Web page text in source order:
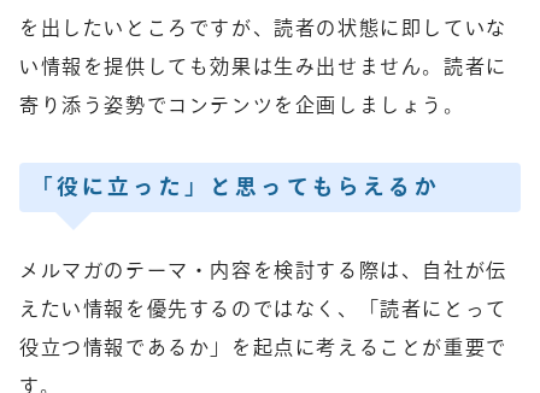
を出したいところですが、読者の状態に即していな
い情報を提供しても効果は生み出せません。読者に
寄り添う姿勢でコンテンツを企画しましょう。
「役に立った」と思ってもらえるか
メルマガのテーマ・内容を検討する際は、自社が伝
えたい情報を優先するのではなく、「読者にとって
役立つ情報であるか」を起点に考えることが重要で
す。